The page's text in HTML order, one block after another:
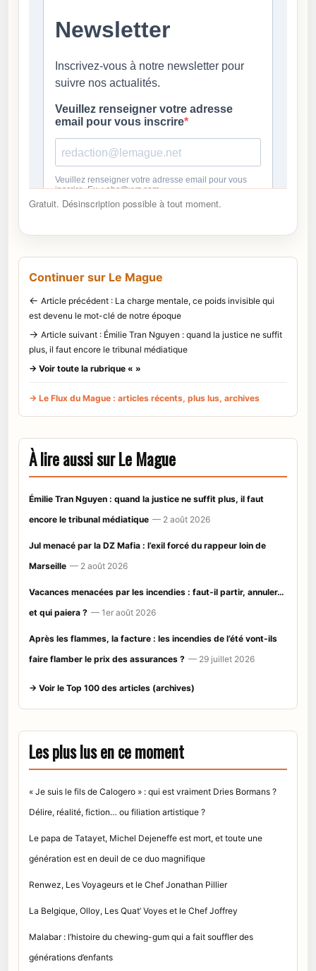
Gratuit. Désinscription possible à tout moment.
Continuer sur Le Mague
← Article précédent : La charge mentale, ce poids invisible qui
est devenu le mot-clé de notre époque
→ Article suivant : Émilie Tran Nguyen : quand la justice ne suffit
plus, il faut encore le tribunal médiatique
→ Voir toute la rubrique « »
→ Le Flux du Mague : articles récents, plus lus, archives
À lire aussi sur Le Mague
Émilie Tran Nguyen : quand la justice ne suffit plus, il faut
encore le tribunal médiatique — 2 août 2026
Jul menacé par la DZ Mafia : l’exil forcé du rappeur loin de
Marseille — 2 août 2026
Vacances menacées par les incendies : faut-il partir, annuler…
et qui paiera ? — 1er août 2026
Après les flammes, la facture : les incendies de l’été vont-ils
faire flamber le prix des assurances ? — 29 juillet 2026
→ Voir le Top 100 des articles (archives)
Les plus lus en ce moment
« Je suis le fils de Calogero » : qui est vraiment Dries Bormans ?
Délire, réalité, fiction… ou filiation artistique ?
Le papa de Tatayet, Michel Dejeneffe est mort, et toute une
génération est en deuil de ce duo magnifique
Renwez, Les Voyageurs et le Chef Jonathan Pillier
La Belgique, Olloy, Les Quat’ Voyes et le Chef Joffrey
Malabar : l’histoire du chewing-gum qui a fait souffler des
générations d’enfants